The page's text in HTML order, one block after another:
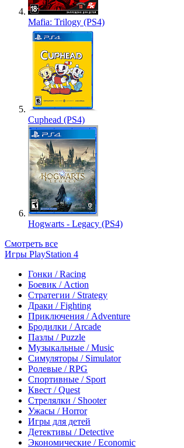
Mafia: Trilogy (PS4)
Cuphead (PS4)
Hogwarts - Legacy (PS4)
Смотреть все
Игры PlayStation 4
Гонки / Racing
Боевик / Action
Стратегии / Strategy
Драки / Fighting
Приключения / Adventure
Бродилки / Arcade
Пазлы / Puzzle
Музыкальные / Music
Симуляторы / Simulator
Ролевые / RPG
Спортивные / Sport
Квест / Quest
Стрелялки / Shooter
Ужасы / Horror
Игры для детей
Детективы / Detective
Экономические / Economic